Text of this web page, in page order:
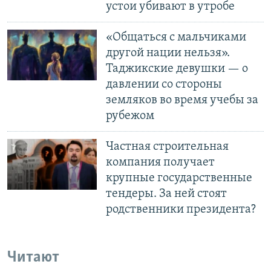
устои убивают в утробе
«Общаться с мальчиками
другой нации нельзя».
Таджикские девушки — о
давлении со стороны
земляков во время учебы за
рубежом
Частная строительная
компания получает
крупные государственные
тендеры. За ней стоят
родственники президента?
Читают